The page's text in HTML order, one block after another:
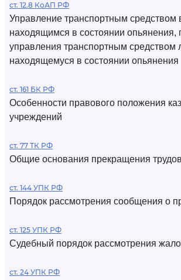
ст. 12.8 КоАП РФ
Управление транспортным средством
находящимся в состоянии опьянения,
управления транспортным средством
находящемуся в состоянии опьянения
ст. 161 БК РФ
Особенности правового положения
учреждений
ст. 77 ТК РФ
Общие основания прекращения
ст. 144 УПК РФ
Порядок рассмотрения сообщения о
ст. 125 УПК РФ
Судебный порядок рассмотрения
ст. 24 УПК РФ